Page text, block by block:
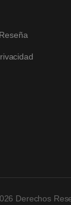
Derechos